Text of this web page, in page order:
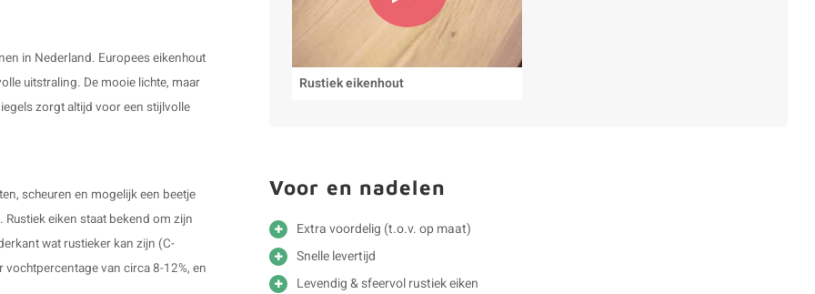
in Nederland. Europees eikenhout
uitstraling. De mooie lichte, maar
zorgt altijd voor een stijlvolle
scheuren en mogelijk een beetje
eiken staat bekend om zijn
wat rustieker kan zijn (C-
van circa 8-12%, en
Rustiek eikenhout
Voor en nadelen
Extra voordelig (t.o.v. op maat)
Snelle levertijd
Levendig & sfeervol rustiek eiken